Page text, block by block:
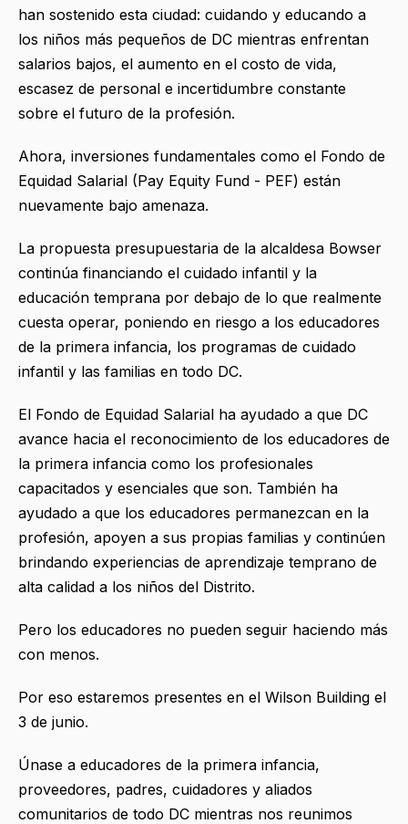
han sostenido esta ciudad: cuidando y educando a
los niños más pequeños de DC mientras enfrentan
salarios bajos, el aumento en el costo de vida,
escasez de personal e incertidumbre constante
sobre el futuro de la profesión.
Ahora, inversiones fundamentales como el Fondo de
Equidad Salarial (Pay Equity Fund - PEF) están
nuevamente bajo amenaza.
La propuesta presupuestaria de la alcaldesa Bowser
continúa financiando el cuidado infantil y la
educación temprana por debajo de lo que realmente
cuesta operar, poniendo en riesgo a los educadores
de la primera infancia, los programas de cuidado
infantil y las familias en todo DC.
El Fondo de Equidad Salarial ha ayudado a que DC
avance hacia el reconocimiento de los educadores de
la primera infancia como los profesionales
capacitados y esenciales que son. También ha
ayudado a que los educadores permanezcan en la
profesión, apoyen a sus propias familias y continúen
brindando experiencias de aprendizaje temprano de
alta calidad a los niños del Distrito.
Pero los educadores no pueden seguir haciendo más
con menos.
Por eso estaremos presentes en el Wilson Building el
3 de junio.
Únase a educadores de la primera infancia,
proveedores, padres, cuidadores y aliados
comunitarios de todo DC mientras nos reunimos